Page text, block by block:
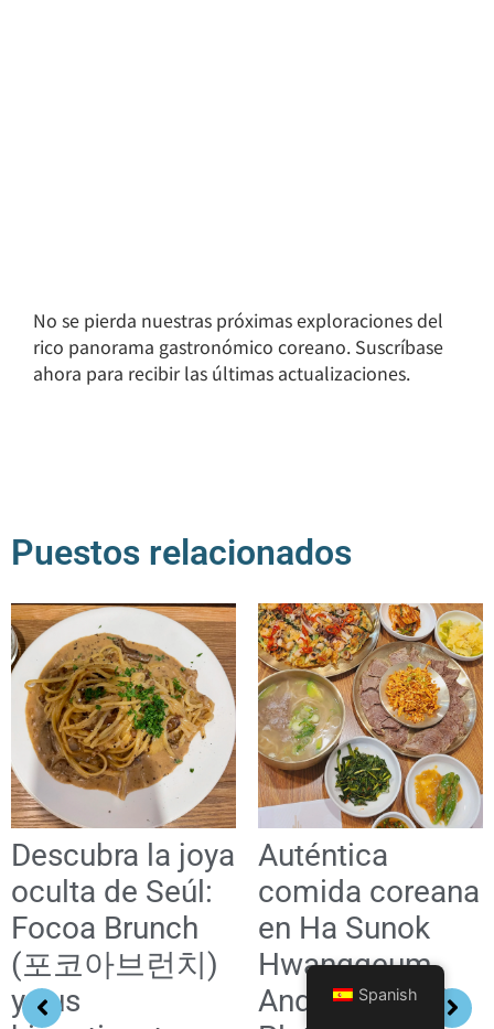
No se pierda nuestras próximas exploraciones del
rico panorama gastronómico coreano. Suscríbase
ahora para recibir las últimas actualizaciones.
Puestos relacionados
Descubra la joya
oculta de Seúl:
Focoa Brunch
(포코아브런치)
y sus
Auténtica
comida coreana
en Ha Sunok
Hwanggeum
Andong Guksi:
Spanish